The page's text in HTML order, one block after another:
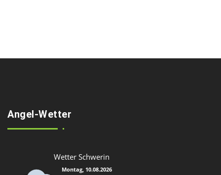
Angel-Wetter
Wetter Schwerin
Montag, 10.08.2026